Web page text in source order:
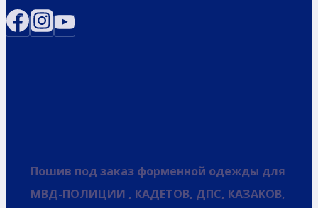
Пошив под заказ форменной одежды для
МВД-ПОЛИЦИИ , КАДЕТОВ, ДПС, КАЗАКОВ,